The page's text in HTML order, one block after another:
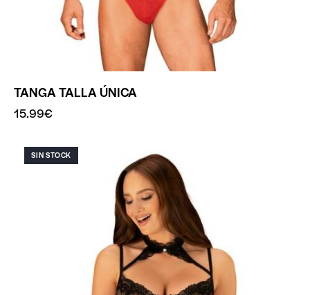
TANGA TALLA ÚNICA
15.99€
SIN STOCK